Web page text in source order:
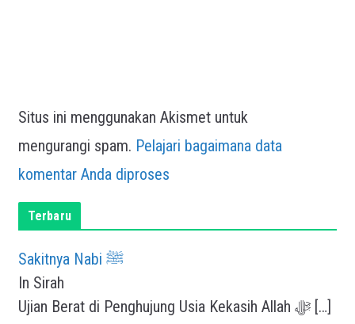
Situs ini menggunakan Akismet untuk
mengurangi spam. Pelajari bagaimana data
komentar Anda diproses
Terbaru
Sakitnya Nabi ﷺ
In Sirah
Ujian Berat di Penghujung Usia Kekasih Allah ﷻ […]